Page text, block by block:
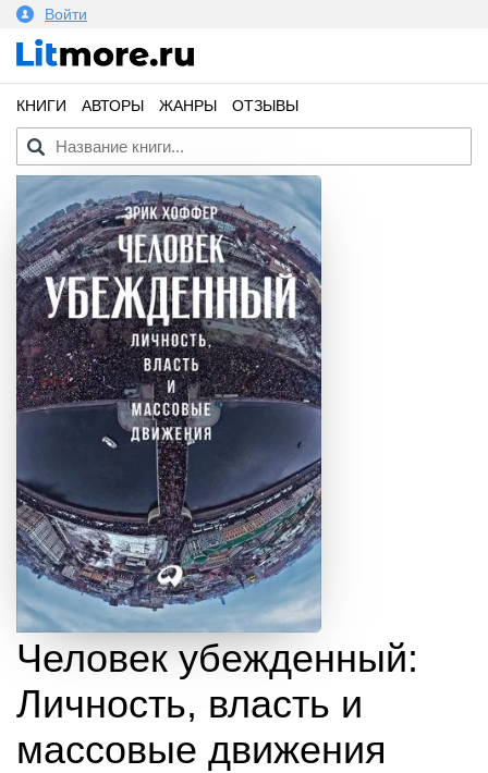
Войти
КНИГИ АВТОРЫ ЖАНРЫ ОТЗЫВЫ
Человек убежденный:
Личность, власть и
массовые движения